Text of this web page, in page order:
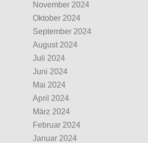
November 2024
Oktober 2024
September 2024
August 2024
Juli 2024
Juni 2024
Mai 2024
April 2024
März 2024
Februar 2024
Januar 2024